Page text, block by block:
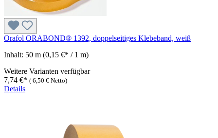
Orafol ORABOND® 1392, doppelseitiges Klebeband, weiß
Inhalt: 50 m (0,15 €* / 1 m)
Weitere Varianten verfügbar
7,74 €* ( 6,50 € Netto)
Details